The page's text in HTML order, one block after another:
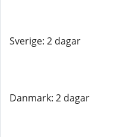
Sverige: 2 dagar
Danmark: 2 dagar